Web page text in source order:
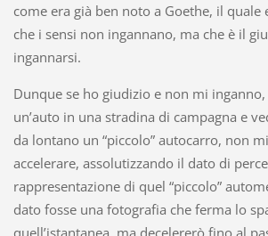
come era già ben noto a Goethe, il
che i sensi non ingannano, ma che è il
ingannarsi.
Dunque se ho giudizio e non mi
un’auto in una stradina di campagna e
da lontano un “piccolo” autocarro, non
accelerare, assolutizzando il dato di
rappresentazione di quel “piccolo”
dato fosse una fotografia che ferma lo
quell’istantanea, ma decelererò fino al